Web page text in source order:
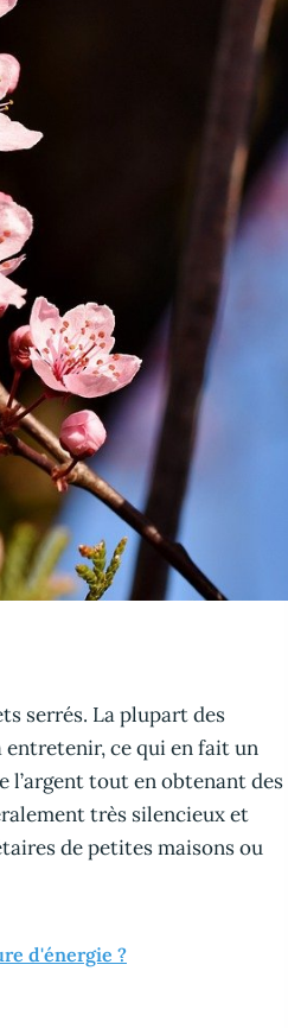
serrés. La plupart des
ce qui en fait un
tout en obtenant des
très silencieux et
de petites maisons ou
d'énergie ?